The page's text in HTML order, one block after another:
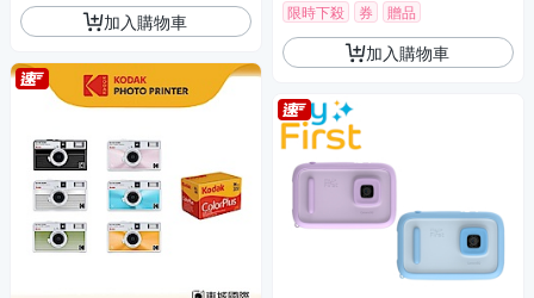
加入購物車
限時下殺
券 贈品
加入購物車